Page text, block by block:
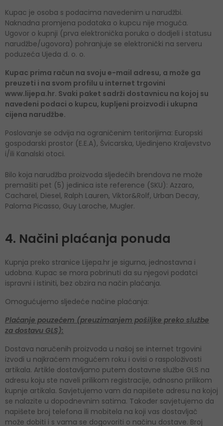
Kupac je osoba s podacima navedenim u narudžbi.
Naknadna promjena podataka o kupcu nije moguća.
Ugovor o kupnji (prva elektronička poruka o dodjeli i statusu
narudžbe/ugovora) pohranjuje se elektronički na serveru
poduzeća Ujeda d. o. o.
Kupac prima račun na svoju e-mail adresu, a može ga
preuzeti i na svom profilu u internet trgovini
www.lijepa.hr. Svaki paket sadrži dostavnicu na kojoj su
navedeni podaci o kupcu, kupljeni proizvodi i ukupna
cijena narudžbe.
Poslovanje se odvija na ograničenim teritorijima: Europski
gospodarski prostor (E.E.A), Švicarska, Ujedinjeno Kraljevstvo
i/ili Kanalski otoci.
Bilo koja narudžba proizvoda sljedećih brendova ne može
premašiti pet (5) jedinica iste reference (SKU): Azzaro,
Cacharel, Diesel, Ralph Lauren, Viktor&Rolf, Urban Decay,
Paloma Picasso, Guy Laroche, Mugler.
4. Načini plaćanja ponuda
Kupnja preko stranice Lijepa.hr je sigurna, jednostavna i
udobna. Kupac se mora pobrinuti da su njegovi podatci
ispravni i istiniti, bez obzira na način plaćanja.
Omogućujemo sljedeće načine plaćanja:
Plaćanje pouzećem (preuzimanjem pošiljke preko službe
za dostavu GLS):
Dostava naručenih proizvoda u našoj se internet trgovini
izvodi u najkraćem mogućem roku i ovisi o raspoloživosti
artikala. Artikle dostavljamo putem dostavne službe GLS na
adresu koju ste naveli prilikom registracije, odnosno prilikom
kupnje artikala. Savjetujemo vam da napišete adresu na kojoj
se nalazite u dopodnevnim satima. Također savjetujemo da
napišete broj telefona ili mobitela na koji vas dostavljač
može dobiti i s vama se dogovoriti o načinu dostave. Broj